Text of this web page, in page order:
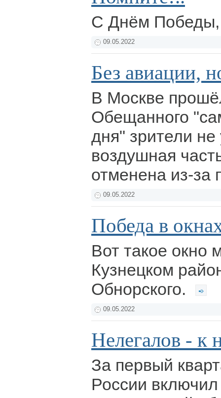
С Днём Победы,
09.05.2022
Без авиации,
В Москве
Обещанного
дня" зрители
воздушная
отменена из-за
09.05.2022
Победа в
Вот такое окно
Кузнецком
Обнорского.
09.05.2022
Нелегалов - к
За первый
России